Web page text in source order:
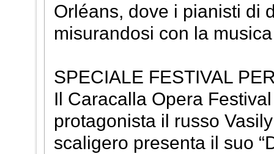
Orléans, dove i pianisti di
misurandosi con la
SPECIALE FESTIVAL
Il Caracalla Opera
protagonista il russo
scaligero presenta il suo